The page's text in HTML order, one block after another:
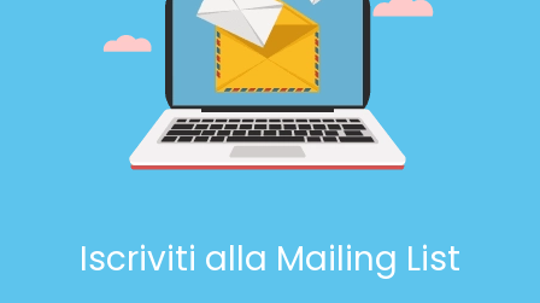
Iscriviti alla Mailing List